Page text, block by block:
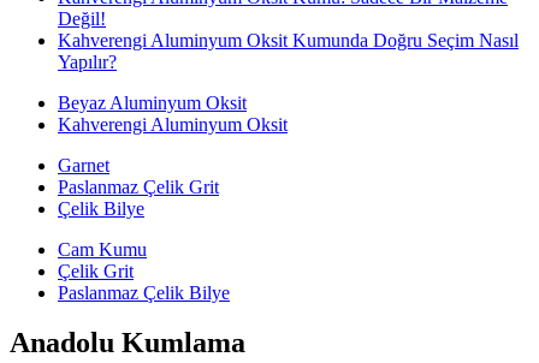
Değil!
Kahverengi Aluminyum Oksit Kumunda Doğru Seçim Nasıl
Yapılır?
Beyaz Aluminyum Oksit
Kahverengi Aluminyum Oksit
Garnet
Paslanmaz Çelik Grit
Çelik Bilye
Cam Kumu
Çelik Grit
Paslanmaz Çelik Bilye
Anadolu Kumlama